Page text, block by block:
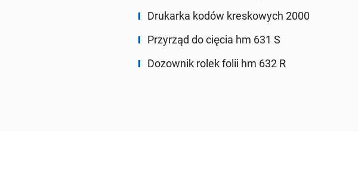
Drukarka kodów kreskowych 2000
Przyrząd do cięcia hm 631 S
Dozownik rolek folii hm 632 R